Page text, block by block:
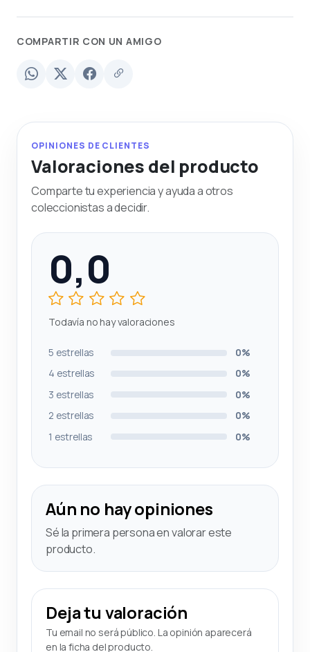
COMPARTIR CON UN AMIGO
OPINIONES DE CLIENTES
Valoraciones del producto
Comparte tu experiencia y ayuda a otros
coleccionistas a decidir.
0,0
Todavía no hay valoraciones
5 estrellas
0%
4 estrellas
0%
3 estrellas
0%
2 estrellas
0%
1 estrellas
0%
Aún no hay opiniones
Sé la primera persona en valorar este
producto.
Deja tu valoración
Tu email no será público. La opinión aparecerá
en la ficha del producto.